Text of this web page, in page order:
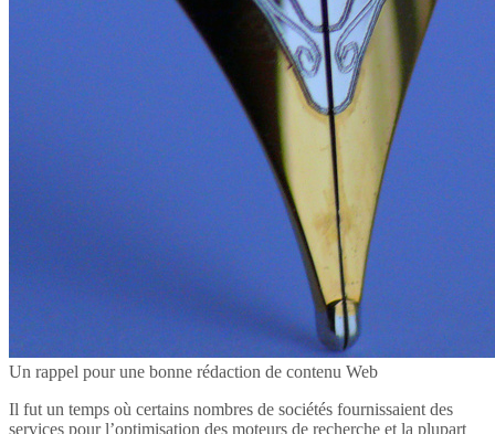
Un rappel pour une bonne rédaction de contenu Web
Il fut un temps où certains nombres de sociétés fournissaient des
services pour l’optimisation des moteurs de recherche et la plupart